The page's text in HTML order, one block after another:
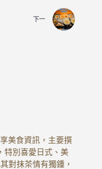
下一
美食資訊，主要撰
特別喜愛日式、美
對抹茶情有獨鍾，